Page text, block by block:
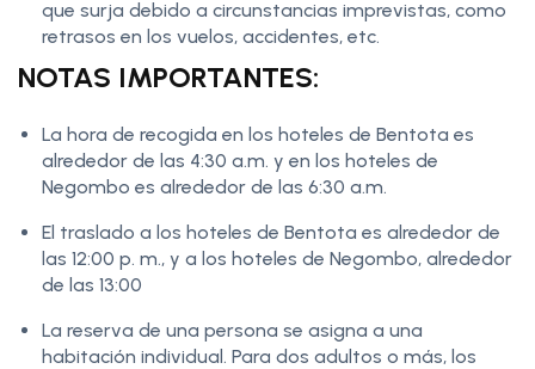
que surja debido a circunstancias imprevistas, como
retrasos en los vuelos, accidentes, etc.
NOTAS IMPORTANTES:
La hora de recogida en los hoteles de Bentota es
alrededor de las 4:30 a.m. y en los hoteles de
Negombo es alrededor de las 6:30 a.m.
El traslado a los hoteles de Bentota es alrededor de
las 12:00 p. m., y a los hoteles de Negombo, alrededor
de las 13:00
La reserva de una persona se asigna a una
habitación individual. Para dos adultos o más, los